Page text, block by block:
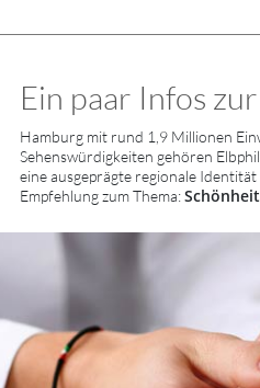
Ein paar Infos
Hamburg mit rund 1,9 Millionen
Sehenswürdigkeiten gehören
eine ausgeprägte regionale
Empfehlung zum Thema: